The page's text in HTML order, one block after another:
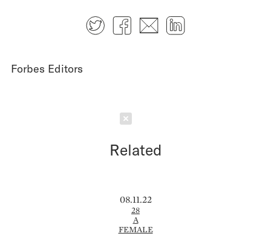
TwitterFacebook
E-mail
Forbes Editors
Related
08.11.22
28
A
FEMALE